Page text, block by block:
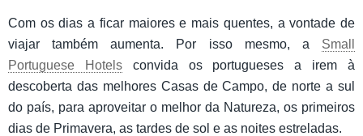
Com os dias a ficar maiores e mais quentes, a vontade de
viajar também aumenta. Por isso mesmo, a Small
Portuguese Hotelsconvida os portugueses a irem à
descoberta das melhores Casas de Campo, de norte a sul
do país, para aproveitar o melhor da Natureza, os primeiros
dias de Primavera, as tardes de sol e as noites estreladas.